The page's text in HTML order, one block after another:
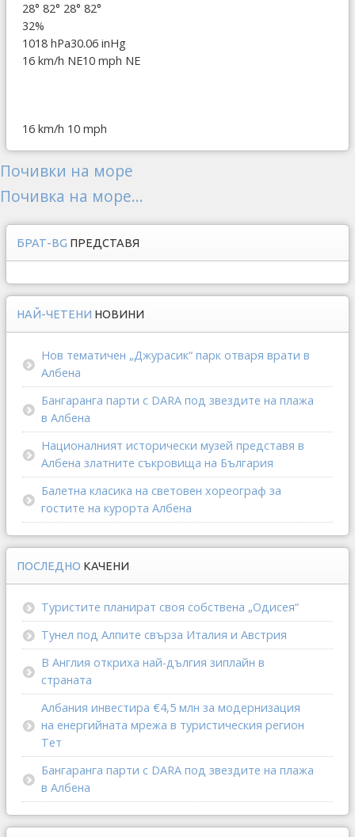
28° 82° 28° 82°
32%
1018 hPa30.06 inHg
16 km/h NE10 mph NE
16 km/h 10 mph
Почивки на море
Почивка на море...
БРАТ-BG ПРЕДСТАВЯ
НАЙ-ЧЕТЕНИ НОВИНИ
Нов тематичен „Джурасик“ парк отваря врати в
Албена
Бангаранга парти с DARA под звездите на плажа
в Албена
Националният исторически музей представя в
Албена златните съкровища на България
Балетна класика на световен хореограф за
гостите на курорта Албена
ПОСЛЕДНО КАЧЕНИ
Туристите планират своя собствена „Одисея“
Тунел под Алпите свърза Италия и Австрия
В Англия откриха най-дългия зиплайн в
страната
Албания инвестира €4,5 млн за модернизация
на енергийната мрежа в туристическия регион
Тет
Бангаранга парти с DARA под звездите на плажа
в Албена